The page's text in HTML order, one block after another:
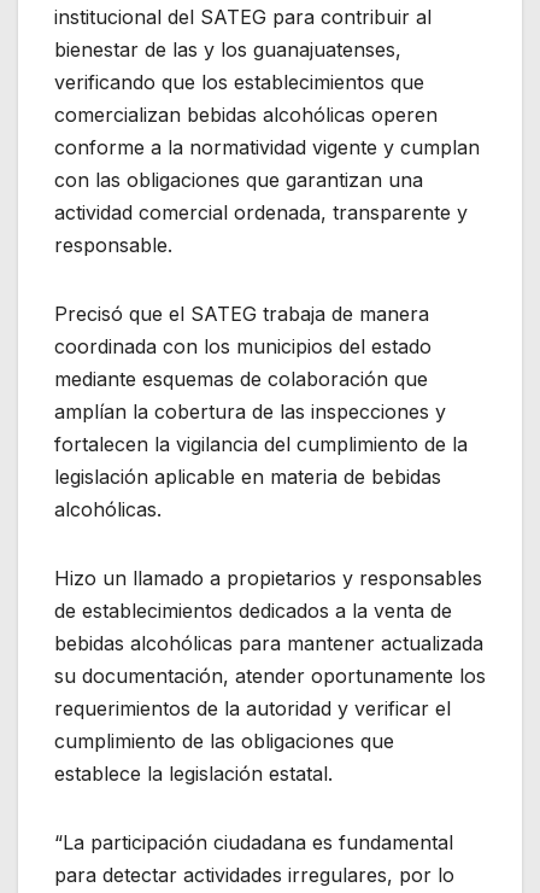
institucional del SATEG para contribuir al
bienestar de las y los guanajuatenses,
verificando que los establecimientos que
comercializan bebidas alcohólicas operen
conforme a la normatividad vigente y cumplan
con las obligaciones que garantizan una
actividad comercial ordenada, transparente y
responsable.
Precisó que el SATEG trabaja de manera
coordinada con los municipios del estado
mediante esquemas de colaboración que
amplían la cobertura de las inspecciones y
fortalecen la vigilancia del cumplimiento de la
legislación aplicable en materia de bebidas
alcohólicas.
Hizo un llamado a propietarios y responsables
de establecimientos dedicados a la venta de
bebidas alcohólicas para mantener actualizada
su documentación, atender oportunamente los
requerimientos de la autoridad y verificar el
cumplimiento de las obligaciones que
establece la legislación estatal.
“La participación ciudadana es fundamental
para detectar actividades irregulares, por lo